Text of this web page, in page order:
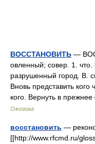
ВОССТАНОВИТЬ —
овленный; совер. 1. что.
разрушенный город. В.
Вновь представить кого
кого. Вернуть в
Ожегова
восстановить —
[[http://www.rfcmd.ru/